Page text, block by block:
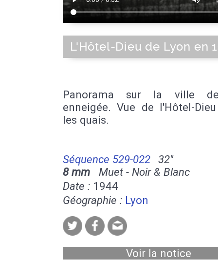
L'Hôtel-Dieu de Lyon en
Panorama sur la ville
enneigée. Vue de l'Hôtel-
les quais.
Séquence 529-022
32''
8 mm Muet - Noir & Blanc
Date : 1944
Géographie : Lyon
Voir la notice